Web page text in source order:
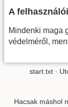
A
Mindenki maga
védelméről,
start.txt ·
Hacsak máshol